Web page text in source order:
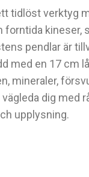
tidlöst verktyg
forntida kineser,
pendlar är
med en 17 cm
mineraler,
dig med
upplysning.